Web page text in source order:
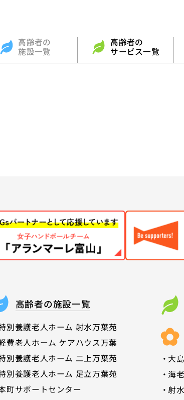
高齢者の
施設一覧
高齢者の
サービス一覧
高齢者の施設一覧
別養護老人ホーム 射水万葉苑
費老人ホーム ケアハウス万葉
別養護老人ホーム 二上万葉苑
別養護老人ホーム 足立万葉苑
町サポートセンター
大
海
射